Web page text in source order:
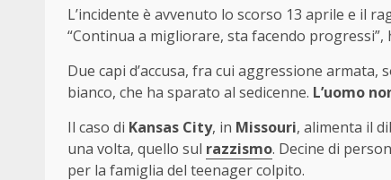
L’incidente è avvenuto lo scorso 13 aprile e il
“Continua a migliorare, sta facendo progressi”,
Due capi d’accusa, fra cui aggressione
bianco, che ha sparato al sedicenne. L’uomo
Il caso di Kansas City, in Missouri, alimenta il
una volta, quello sul razzismo. Decine di
per la famiglia del teenager colpito.